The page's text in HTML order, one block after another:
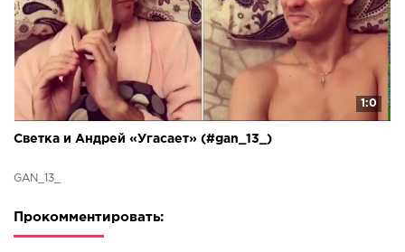
1:0
Светка и Андрей «Угасает» (#gan_13_)
GAN_13_
Прокомментировать: